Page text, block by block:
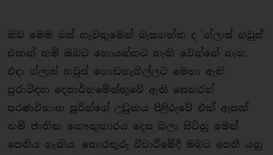
ඔබ මෙම බස් නැවතුමෙන් බැසගත්ත ද ‘ග්ලාස් හවුස්’
එකක් නම් ඔබට හොයන්නට හැකි වෙන්නේ නැත.
එදා ග්ලාස් හවුස් ගොඩනැගිල්ලට මෙහා ඇති
පුරාවිද්‍යා දෙපාර්තමේන්තුවේ ඇති සෙනරත්
පරණවිතාන සූරින්ගේ උඩුකය පිළිරුවේ එක් ඇසක්
නම් ජාතික කෞතුකාරය දෙස බලා සිටිනු මෙන්
පෙනිය හැකිය. තොරතුරු විචාරීමේදී ඔබට පෙනී යනු